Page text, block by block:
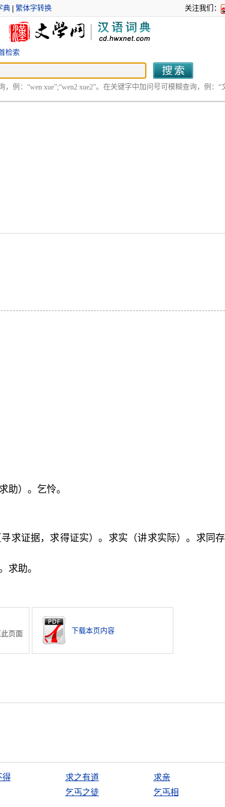
典| 繁体字转换 关注我们：
检索
，例：“wen xue”;“wen2 xue2”。在关键字中加问号可模糊查询，例：“文
助）。乞怜。
证据，求得证实）。求实（讲求实际）。求同存
求助。
页面
下载本页内容
得 求之有道
求亲
乞丐之徒 乞丐相